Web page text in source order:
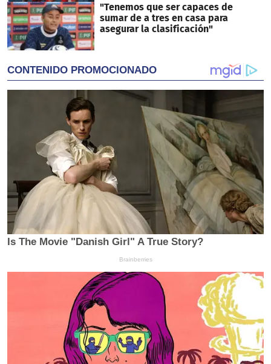
"Tenemos que ser capaces de
sumar de a tres en casa para
asegurar la clasificación"